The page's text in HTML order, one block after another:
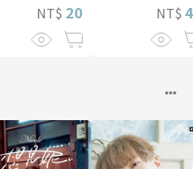
NT$ 20 NT$